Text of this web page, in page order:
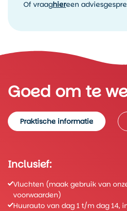
reizigers die een
duidelijke routebeschrijvingen en
Of vraaghiereen
Goed om te
Praktische informatie
Inclusief:
Vluchten (maak gebruik van
voorwaarden)
Huurauto van dag 1 t/m dag 14,